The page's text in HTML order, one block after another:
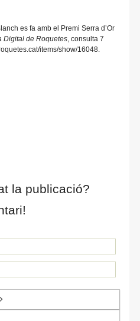
es fa amb el Premi Serra d’Or
Digital de Roquetes , consulta 7
items/show/16048
la publicació?